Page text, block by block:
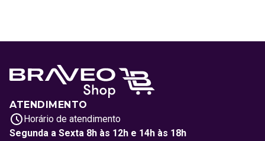
ATENDIMENTO
Horário de atendimento
Segunda a Sexta 8h às 12h e 14h às 18h